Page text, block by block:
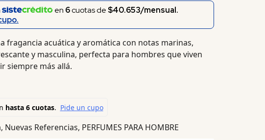
en 6cuotas de $40.653/mensual.
fragancia acuática y aromática con notas marinas,
y masculina, perfecta para hombres que viven
siempre más allá.
, Nuevas Referencias, PERFUMES PARA HOMBRE